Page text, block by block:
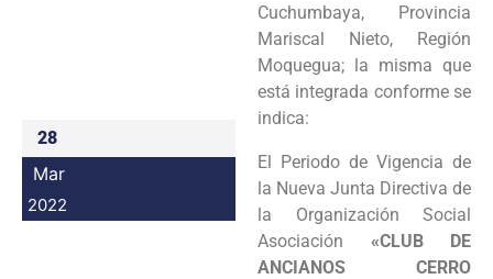
28
Mar
2022
Cuchumbaya, Provincia
Mariscal Nieto, Región
Moquegua; la misma que
está integrada conforme se
indica:
El Periodo de Vigencia de
la Nueva Junta Directiva de
la Organización Social
Asociación «CLUB DE
ANCIANOS CERRO